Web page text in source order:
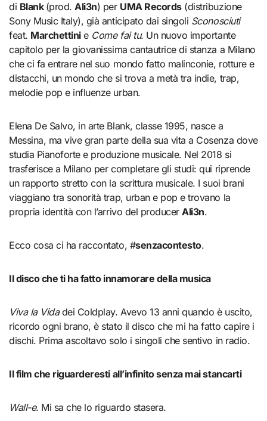
di Blank (prod.Ali3n) per UMA Records(distribuzione
Sony Music Italy), già anticipato dai singoli Sconosciuti
feat. Marchettinie Come fai tu. Un nuovo importante
capitolo per la giovanissima cantautrice di stanza a Milano
che ci fa entrare nel suo mondo fatto malinconie, rotture e
distacchi, un mondo che si trova a metà tra indie, trap,
melodie pop e influenze urban.
Elena De Salvo, in arte Blank, classe 1995, nasce a
Messina, ma vive gran parte della sua vita a Cosenza dove
studia Pianoforte e produzione musicale. Nel 2018 si
trasferisce a Milano per completare gli studi: qui riprende
un rapporto stretto con la scrittura musicale. I suoi brani
viaggiano tra sonorità trap, urban e pop e trovano la
propria identità con l’arrivo del producerAli3n.
Ecco cosa ci ha raccontato, #senzacontesto.
Il disco che ti ha fatto innamorare della musica
Viva la Vidadei Coldplay. Avevo 13 anni quando è uscito,
ricordo ogni brano, è stato il disco che mi ha fatto capire i
dischi. Prima ascoltavo solo i singoli che sentivo in radio.
Il film che riguarderesti all’infinito senza mai stancarti
Wall-e. Mi sa che lo riguardo stasera.